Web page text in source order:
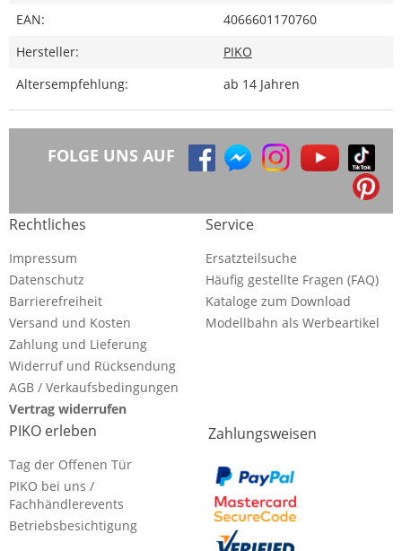
EAN:
4066601170760
Hersteller:
PIKO
Altersempfehlung:
ab 14 Jahren
FOLGE UNS AUF
Rechtliches
Impressum
Datenschutz
Barrierefreiheit
Versand und Kosten
Zahlung und Lieferung
Widerruf und Rücksendung
AGB / Verkaufsbedingungen
Vertrag widerrufen
Service
Ersatzteilsuche
Häufig gestellte Fragen (FAQ)
Kataloge zum Download
Modellbahn als Werbeartikel
PIKO erleben
Tag der Offenen Tür
PIKO bei uns /
Fachhändlerevents
Betriebsbesichtigung
Zahlungsweisen